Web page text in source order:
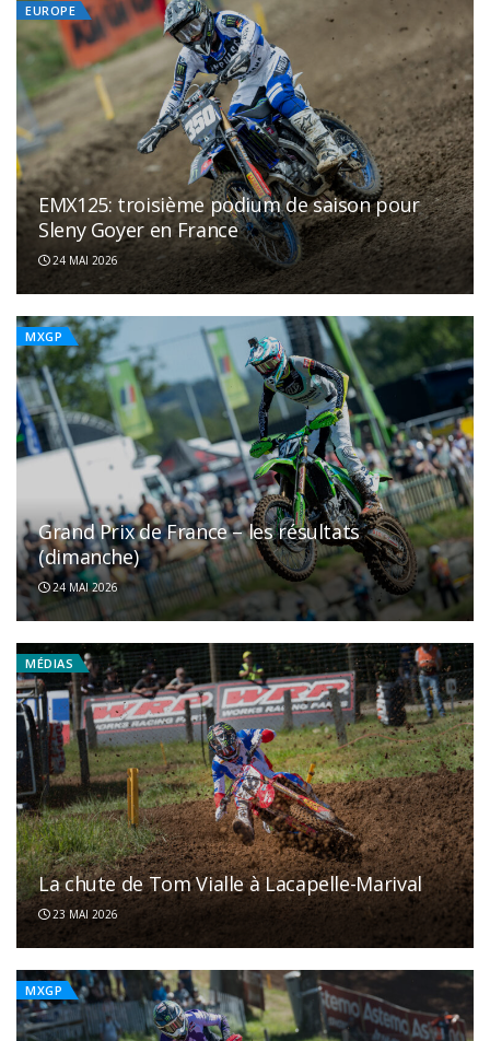
EUROPE
EMX125: troisième podium de saison pour
Sleny Goyer en France
24 MAI 2026
MXGP
Grand Prix de France – les résultats
(dimanche)
24 MAI 2026
MÉDIAS
La chute de Tom Vialle à Lacapelle-Marival
23 MAI 2026
MXGP